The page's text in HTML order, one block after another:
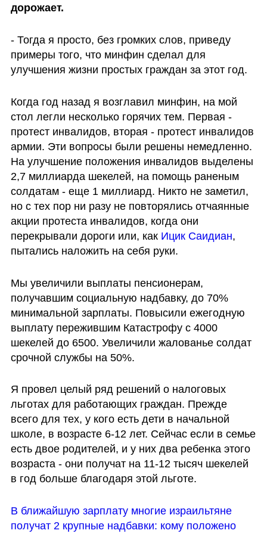
дорожает.
- Тогда я просто, без громких слов, приведу
примеры того, что минфин сделал для
улучшения жизни простых граждан за этот год.
Когда год назад я возглавил минфин, на мой
стол легли несколько горячих тем. Первая -
протест инвалидов, вторая - протест инвалидов
армии. Эти вопросы были решены немедленно.
На улучшение положения инвалидов выделены
2,7 миллиарда шекелей, на помощь раненым
солдатам - еще 1 миллиард. Никто не заметил,
но с тех пор ни разу не повторялись отчаянные
акции протеста инвалидов, когда они
перекрывали дороги или, как Ицик Саидиан,
пытались наложить на себя руки.
Мы увеличили выплаты пенсионерам,
получавшим социальную надбавку, до 70%
минимальной зарплаты. Повысили ежегодную
выплату пережившим Катастрофу с 4000
шекелей до 6500. Увеличили жалованье солдат
срочной службы на 50%.
Я провел целый ряд решений о налоговых
льготах для работающих граждан. Прежде
всего для тех, у кого есть дети в начальной
школе, в возрасте 6-12 лет. Сейчас если в семье
есть двое родителей, и у них два ребенка этого
возраста - они получат на 11-12 тысяч шекелей
в год больше благодаря этой льготе.
В ближайшую зарплату многие израильтяне
получат 2 крупные надбавки: кому положено